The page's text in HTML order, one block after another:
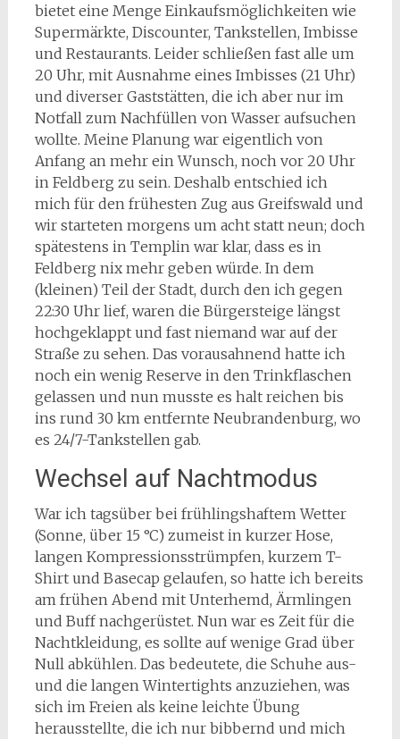
bietet eine Menge Einkaufsmöglichkeiten wie
Supermärkte, Discounter, Tankstellen, Imbisse
und Restaurants. Leider schließen fast alle um
20 Uhr, mit Ausnahme eines Imbisses (21 Uhr)
und diverser Gaststätten, die ich aber nur im
Notfall zum Nachfüllen von Wasser aufsuchen
wollte. Meine Planung war eigentlich von
Anfang an mehr ein Wunsch, noch vor 20 Uhr
in Feldberg zu sein. Deshalb entschied ich
mich für den frühesten Zug aus Greifswald und
wir starteten morgens um acht statt neun; doch
spätestens in Templin war klar, dass es in
Feldberg nix mehr geben würde. In dem
(kleinen) Teil der Stadt, durch den ich gegen
22:30 Uhr lief, waren die Bürgersteige längst
hochgeklappt und fast niemand war auf der
Straße zu sehen. Das vorausahnend hatte ich
noch ein wenig Reserve in den Trinkflaschen
gelassen und nun musste es halt reichen bis
ins rund 30 km entfernte Neubrandenburg, wo
es 24/7-Tankstellen gab.
Wechsel auf Nachtmodus
War ich tagsüber bei frühlingshaftem Wetter
(Sonne, über 15 °C) zumeist in kurzer Hose,
langen Kompressionsstrümpfen, kurzem T-
Shirt und Basecap gelaufen, so hatte ich bereits
am frühen Abend mit Unterhemd, Ärmlingen
und Buff nachgerüstet. Nun war es Zeit für die
Nachtkleidung, es sollte auf wenige Grad über
Null abkühlen. Das bedeutete, die Schuhe aus-
und die langen Wintertights anzuziehen, was
sich im Freien als keine leichte Übung
herausstellte, die ich nur bibbernd und mich